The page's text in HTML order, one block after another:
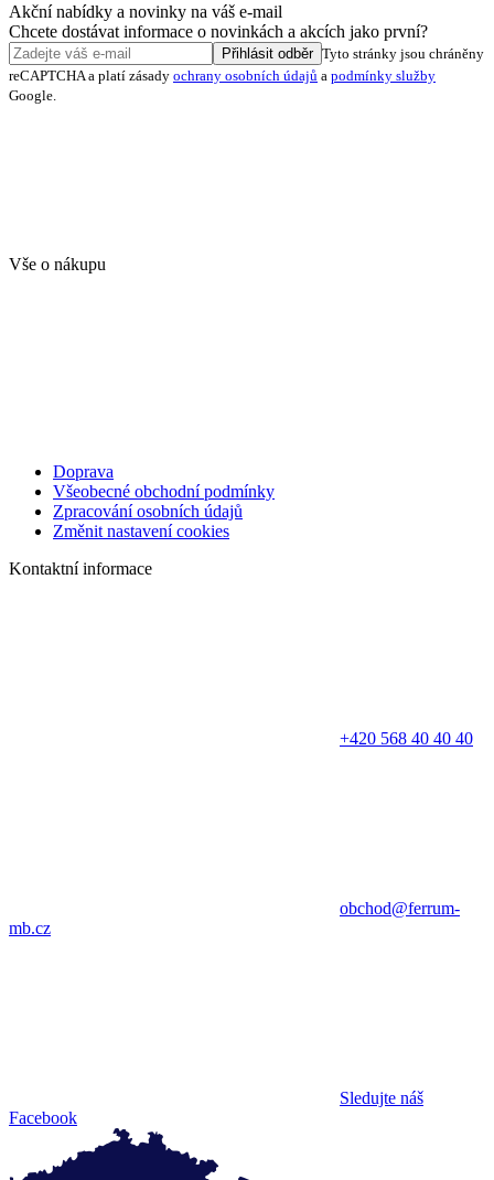
Akční nabídky a novinky na váš e-mail
Chcete dostávat informace o novinkách a akcích jako první?
Přihlásit odběr Tyto stránky jsou chráněny
reCAPTCHA a platí zásady ochrany osobních údajů a podmínky služby
Google.
Vše o nákupu
Doprava
Všeobecné obchodní podmínky
Zpracování osobních údajů
Změnit nastavení cookies
Kontaktní informace
+420 568 40 40 40
obchod@ferrum-
mb.cz
Sledujte náš
Facebook